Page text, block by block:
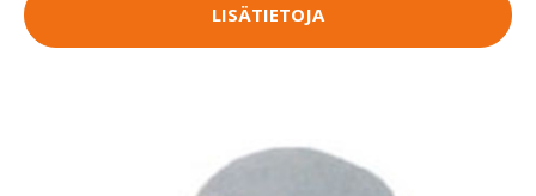
LISÄTIETOJA